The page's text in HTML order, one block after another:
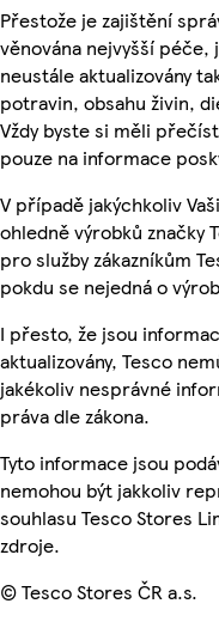
Přestože je zajištění
věnována nejvyšší
neustále aktualizovány
potravin, obsahu živin,
Vždy byste si měli
pouze na informace
V případě jakýchkoliv
ohledně výrobků značky
pro služby zákazníkům
pokdu se nejedná o
I přesto, že jsou
aktualizovány, Tesco
jakékoliv nesprávné
práva dle zákona.
Tyto informace jsou
nemohou být jakkoliv
souhlasu Tesco Stores
zdroje.
© Tesco Stores ČR a.s.